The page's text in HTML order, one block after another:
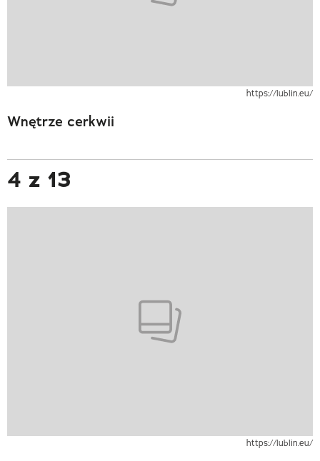
https://lublin.eu/
Wnętrze cerkwii
4 z 13
https://lublin.eu/